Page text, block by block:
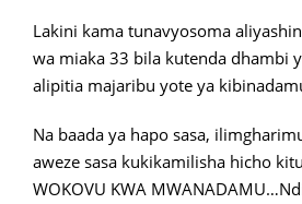
Lakini kama tunavyosoma
wa miaka 33 bila kutenda dhambi
alipitia majaribu yote ya
Na baada ya hapo sasa,
aweze sasa kukikamilisha hicho
WOKOVU KWA